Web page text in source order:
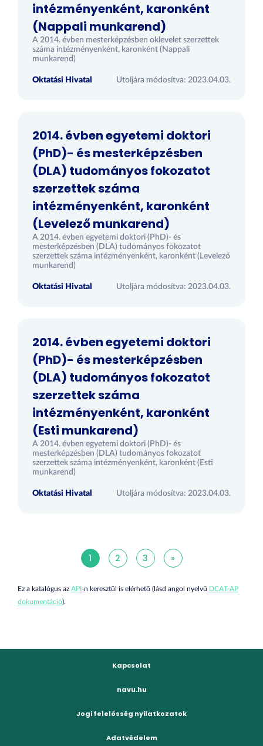
intézményenként, karonként
(Nappali munkarend)
A 2014. évben mesterképzésben oklevelet szerzettek
száma intézményenként, karonként (Nappali
munkarend)
Oktatási Hivatal Utoljára módosítva: 2023.04.03.
2014. évben egyetemi doktori
(PhD)- és mesterképzésben
(DLA) tudományos fokozatot
szerzettek száma
intézményenként, karonként
(Levelező munkarend)
A 2014. évben egyetemi doktori (PhD)- és
mesterképzésben (DLA) tudományos fokozatot
szerzettek száma intézményenként, karonként (Levelező
munkarend)
Oktatási Hivatal Utoljára módosítva: 2023.04.03.
2014. évben egyetemi doktori
(PhD)- és mesterképzésben
(DLA) tudományos fokozatot
szerzettek száma
intézményenként, karonként
(Esti munkarend)
A 2014. évben egyetemi doktori (PhD)- és
mesterképzésben (DLA) tudományos fokozatot
szerzettek száma intézményenként, karonként (Esti
munkarend)
Oktatási Hivatal Utoljára módosítva: 2023.04.03.
1 2 3 »
Ez a katalógus az API-n keresztül is elérhető (lásd angol nyelvű DCAT-AP
dokumentáció).
Kapcsolat
navu.hu
Jogi felelősség nyilatkozatok
Adatvédelem